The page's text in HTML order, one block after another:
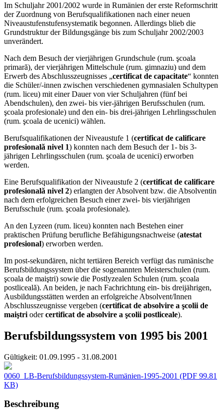
Im Schuljahr 2001/2002 wurde in Rumänien der erste Reformschritt
der Zuordnung von Berufsqualifikationen nach einer neuen
Niveaustufenstufensystematik begonnen. Allerdings blieb die
Grundstruktur der Bildungsgänge bis zum Schuljahr 2002/2003
unverändert.
Nach dem Besuch der vierjährigen Grundschule (rum. şcoala
primară), der vierjährigen Mittelschule (rum. gimnaziu) und dem
Erwerb des Abschlusszeugnisses „certificat de capacitate“ konnten
die Schüler/-innen zwischen verschiedenen gymnasialen Schultypen
(rum. liceu) mit einer Dauer von vier Schuljahren (fünf bei
Abendschulen), den zwei- bis vier-jährigen Berufsschulen (rum.
şcoala profesionale) und den ein- bis drei-jährigen Lehrlingsschulen
(rum. şcoala de ucenici) wählen.
Berufsqualifikationen der Niveaustufe 1 (certificat de calificare
profesională nivel 1) konnten nach dem Besuch der 1- bis 3-
jährigen Lehrlingsschulen (rum. şcoala de ucenici) erworben
werden.
Eine Berufsqualifikation der Niveaustufe 2 (certificat de calificare
profesională nivel 2) erlangten der Absolvent bzw. die Absolventin
nach dem erfolgreichen Besuch einer zwei- bis vierjährigen
Berufsschule (rum. şcoala profesionale).
An den Lyzeen (rum. liceu) konnten nach Bestehen einer
praktischen Prüfung berufliche Befähigungsnachweise (atestat
profesional) erworben werden.
Im post-sekundären, nicht tertiären Bereich verfügt das rumänische
Berufsbildungssystem über die sogenannten Meisterschulen (rum.
şcoala de maiştri) sowie die Postlyzealen Schulen (rum. şcoala
postliceală). An beiden, je nach Fachrichtung ein- bis dreijährigen,
Ausbildungsstätten werden an erfolgreiche Absolvent/Innen
Abschlusszeugnisse vergeben (certificat de absolvire a şcolii de
maiştri odercertificat de absolvire a şcolii postliceale).
Berufsbildungssystem von 1995 bis 2001
Gültigkeit: 01.09.1995 - 31.08.2001
0060_LB-Berufsbildungssystem-Rumänien-1995-2001 (PDF 99.81
KB)
Beschreibung